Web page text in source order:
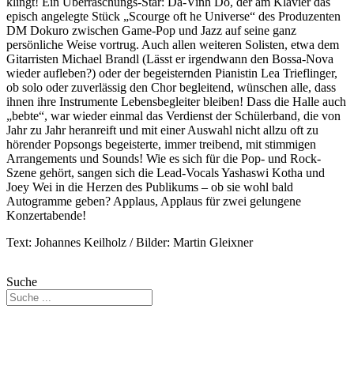
episch angelegte Stück „Scourge oft he Universe“ des Produzenten
DM Dokuro zwischen Game-Pop und Jazz auf seine ganz
persönliche Weise vortrug. Auch allen weiteren Solisten, etwa dem
Gitarristen Michael Brandl (Lässt er irgendwann den Bossa-Nova
wieder aufleben?) oder der begeisternden Pianistin Lea Trieflinger,
ob solo oder zuverlässig den Chor begleitend, wünschen alle, dass
ihnen ihre Instrumente Lebensbegleiter bleiben! Dass die Halle auch
„bebte“, war wieder einmal das Verdienst der Schülerband, die von
Jahr zu Jahr heranreift und mit einer Auswahl nicht allzu oft zu
hörender Popsongs begeisterte, immer treibend, mit stimmigen
Arrangements und Sounds! Wie es sich für die Pop- und Rock-
Szene gehört, sangen sich die Lead-Vocals Yashaswi Kotha und
Joey Wei in die Herzen des Publikums – ob sie wohl bald
Autogramme geben? Applaus, Applaus für zwei gelungene
Konzertabende!
Text: Johannes Keilholz / Bilder: Martin Gleixner
Suche